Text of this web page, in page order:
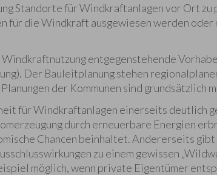
Standorte für Windkraftanlagen vor Ort zu
für die Windkraft ausgewiesen werden oder
entgegenstehende
Der Bauleitplanung stehen
der Kommunen sind grundsätzlich
für Windkraftanlagen einerseits deutlich
durch erneuerbare Energien
Chancen beinhaltet. Andererseits gibt
zu einem gewissen
möglich, wenn private Eigentümer